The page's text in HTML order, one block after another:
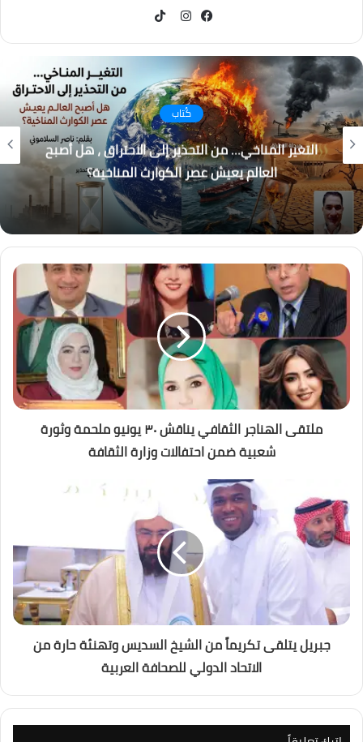
كُتاب
التغير المناخي… من التحذير إلى الاحتراق ، هل أصبح
العالم يعيش عصر الكوارث المناخية؟
ملتقى الهناجر الثقافي يناقش ٣٠ يونيو ملحمة وثورة
شعبية ضمن احتفالات وزارة الثقافة
جبريل يتلقى تكريماً من الشيخ السديس وتهنئة حارة من
الاتحاد الدولي للصحافة العربية